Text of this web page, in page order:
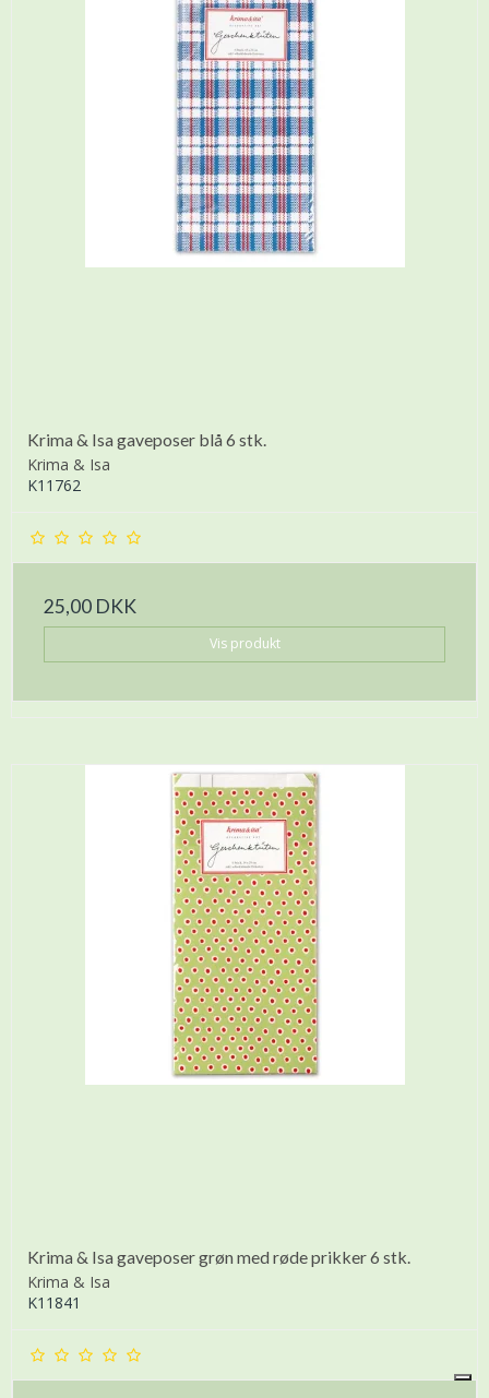
Krima & Isa gaveposer blå 6 stk.
Krima & Isa
K11762
25,00 DKK
Vis produkt
Krima & Isa gaveposer grøn med røde prikker 6 stk.
Krima & Isa
K11841